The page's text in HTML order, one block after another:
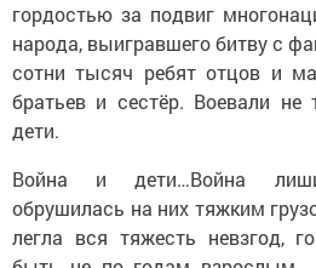
гордостью за подвиг
народа, выигравшего битву с
сотни тысяч ребят отцов и
братьев и сестёр. Воевали не
дети.
Война и дети…Война
обрушилась на них тяжким
легла вся тяжесть невзгод,